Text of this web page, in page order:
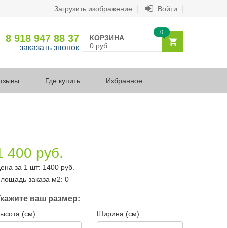
Загрузить изображение Войти
8 918 947 88 37
заказать звонок
КОРЗИНА
0 руб.
0
Где купить Избранное
400 руб.
за 1 шт: 1400 руб.
заказа м2: 0
ваш размер:
(см) Ширина (см)